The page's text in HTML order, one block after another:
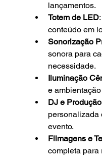
lançamentos.
Totem de LED
conteúdo em
Sonorização
sonora para
necessidade.
Iluminação
e
DJ e
personalizada
evento.
Filmagens e
completa para